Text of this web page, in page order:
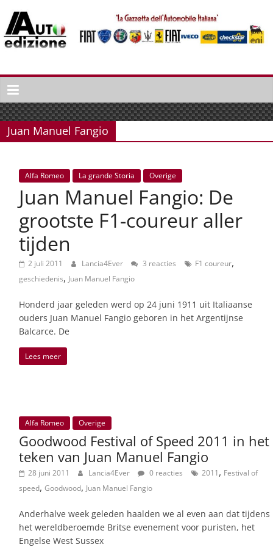
naar
inhoud
Auto
Edizione
La
Gazetta
dell'Automobile
Italiaans
autonieuws
lifestyle
Juan Manuel Fangio
Alfa Romeo La grande Storia Overige
Juan Manuel Fangio: De
grootste F1-coureur aller
tijden
2 juli 2011 Lancia4Ever 3 reacties F1 coureur,
geschiedenis, Juan Manuel Fangio
Honderd jaar geleden werd op 24 juni 1911 uit Italiaanse
ouders Juan Manuel Fangio geboren in het Argentijnse
Balcarce. De
Lees meer
Alfa Romeo Overige
Goodwood Festival of Speed 2011 in het
teken van Juan Manuel Fangio
28 juni 2011 Lancia4Ever 0 reacties 2011, Festival of
speed, Goodwood, Juan Manuel Fangio
Anderhalve week geleden haalden we al even aan dat tijdens
het wereldberoemde Britse evenement voor puristen, het
Engelse West Sussex